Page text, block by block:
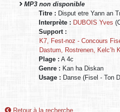
MP3 non disponible
Titre : Disput etre Yann an
Interprète : DUBOIS Yves
Support :
K7, Fest-noz - Concours
Dastum, Rostrenen, Kelc’h
Plage : A 4c
Genre : Kan ha Diskan
Usage : Danse (Fisel - Ton
Retour à la recherche